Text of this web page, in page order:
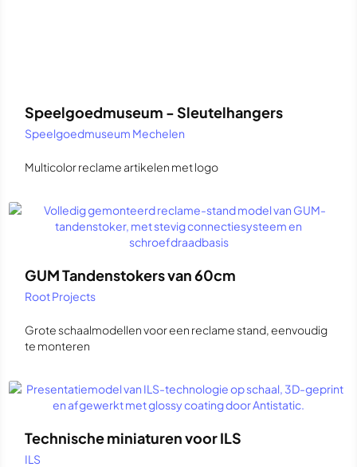
Speelgoedmuseum - Sleutelhangers
Speelgoedmuseum Mechelen
Multicolor reclame artikelen met logo
GUM Tandenstokers van 60cm
Root Projects
Grote schaalmodellen voor een reclame stand, eenvoudig
te monteren
Technische miniaturen voor ILS
ILS